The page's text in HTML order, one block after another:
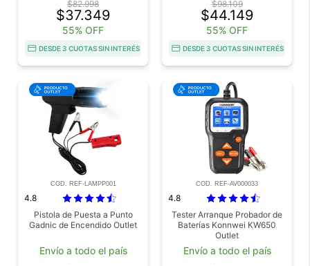
$82.998
$37.349
55% OFF
DESDE 3 CUOTAS SIN INTERÉS
$98.109
$44.149
55% OFF
DESDE 3 CUOTAS SIN INTERÉS
COD. REF-LAMPP001
4.8
Pistola de Puesta a Punto
Gadnic de Encendido Outlet
Envío a todo el país
COD. REF-AV000033
4.8
Tester Arranque Probador de
Baterías Konnwei KW650
Outlet
Envío a todo el país